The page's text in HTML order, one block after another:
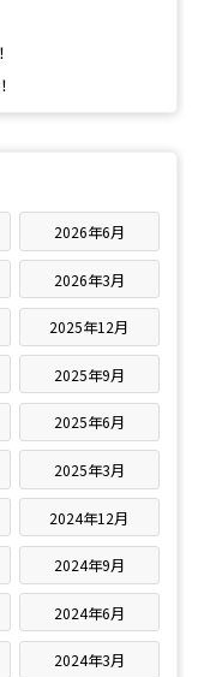
2026年6月
2026年3月
2025年12月
2025年9月
2025年6月
2025年3月
2024年12月
2024年9月
2024年6月
2024年3月